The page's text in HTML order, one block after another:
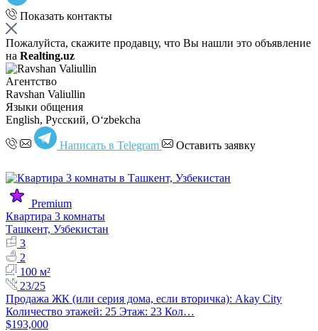
Показать контакты
Пожалуйста, скажите продавцу, что Вы нашли это объявление
на Realting.uz
Агентство
Ravshan Valiullin
Языки общения
English, Русский, Oʻzbekcha
Написать в Telegram Оставить заявку
Premium
Квартира 3 комнаты
Ташкент, Узбекистан
3
2
100 м²
23/25
Продажа ЖК (или серия дома, если вторичка): Akay City
Количество этажей: 25 Этаж: 23 Кол…
$193,000